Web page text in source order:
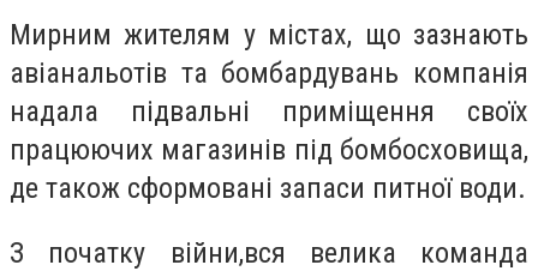
Мирним жителям у містах, що зазнають
авіанальотів та бомбардувань компанія
надала підвальні приміщення своїх
працюючих магазинів під бомбосховища,
де також сформовані запаси питної води.
З початку війни,вся велика команда